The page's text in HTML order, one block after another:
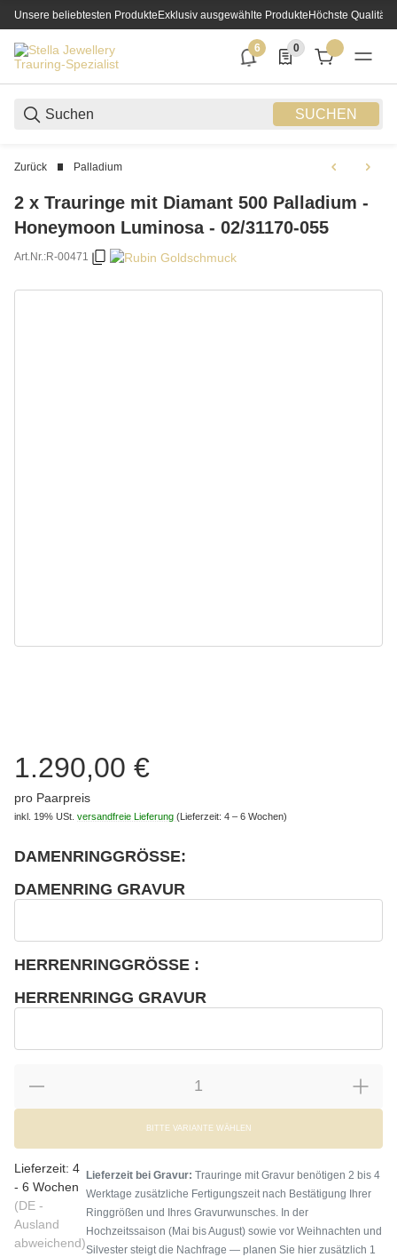
Unsere beliebtesten ProdukteExklusiv ausgewählte ProdukteHöchste Qualität
SUCHEN
6
6 neue Notifizierungen
0
0 Produkte in der
Zurück Palladium
2 x Trauringe mit Diamant 500 Palladium -
Honeymoon Luminosa - 02/31170-055
Art.Nr.:R-00471
1.290,00 €
pro Paarpreis
inkl. 19% USt. versandfreie Lieferung (Lieferzeit: 4 – 6 Wochen)
DAMENRINGGRÖSSE:
DAMENRING GRAVUR
HERRENRINGGRÖSSE :
HERRENRINGG GRAVUR
BITTE VARIANTE WÄHLEN
Lieferzeit: 4
- 6 Wochen
(DE -
Ausland
abweichend)
Lieferzeit bei Gravur: Trauringe mit Gravur benötigen 2 bis 4
Werktage zusätzliche Fertigungszeit nach Bestätigung Ihrer
Ringgrößen und Ihres Gravurwunsches. In der
Hochzeitssaison (Mai bis August) sowie vor Weihnachten und
Silvester steigt die Nachfrage — planen Sie hier zusätzlich 1